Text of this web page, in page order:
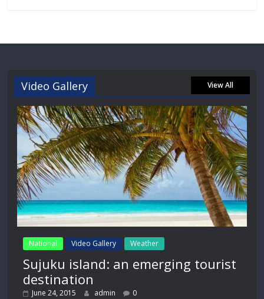
Video Gallery View All
National Video Gallery Weather
Sujuku island: an emerging tourist
destination
June 24, 2015 admin 0